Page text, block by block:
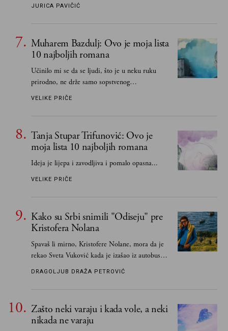
JURICA PAVIČIĆ
Muharem Bazdulj: Ovo je moja lista
10 najboljih romana
Učinilo mi se da se ljudi, što je u neku ruku
prirodno, ne drže samo sopstvenog
senzibiliteta... Pokušao sam (biće, samo
VELIKE PRIČE
Tanja Stupar Trifunović: Ovo je
moja lista 10 najboljih romana
Ideja je lijepa i zavodljiva i pomalo opasna...
VELIKE PRIČE
Kako su Srbi snimili "Odiseju" pre
Kristofera Nolana
Spavaš li mirno, Kristofere Nolane, mora da je
rekao Sveta Vuković kada je izašao iz autobusa i
čim je stigao kući pozvao Vojkana
DRAGOLJUB DRAŽA PETROVIĆ
Zašto neki varaju i kada vole, a neki
nikada ne varaju